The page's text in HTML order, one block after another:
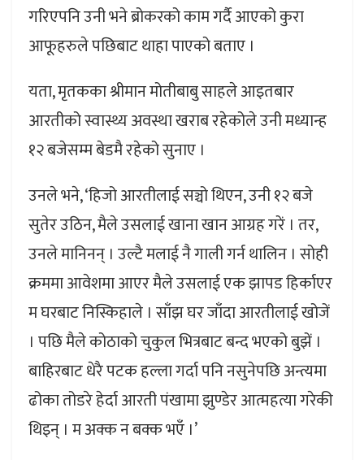
गरिएपनि उनी भने ब्रोकरको काम गर्दै आएको कुरा
आफूहरुले पछिबाट थाहा पाएको बताए ।
यता, मृतकका श्रीमान मोतीबाबु साहले आइतबार
आरतीको स्वास्थ्य अवस्था खराब रहेकोले उनी मध्यान्ह
१२ बजेसम्म बेडमै रहेको सुनाए ।
उनले भने, ‘हिजो आरतीलाई सञ्चो थिएन, उनी १२ बजे
सुतेर उठिन, मैले उसलाई खाना खान आग्रह गरें । तर,
उनले मानिनन् । उल्टै मलाई नै गाली गर्न थालिन । सोही
क्रममा आवेशमा आएर मैले उसलाई एक झापड हिर्काएर
म घरबाट निस्किहाले । साँझ घर जाँदा आरतीलाई खोजें
। पछि मैले कोठाको चुकुल भित्रबाट बन्द भएको बुझें ।
बाहिरबाट धेरै पटक हल्ला गर्दा पनि नसुनेपछि अन्त्यमा
ढोका तोडरे हेर्दा आरती पंखामा झुण्डेर आत्महत्या गरेकी
थिइन् । म अक्क न बक्क भएँ ।’